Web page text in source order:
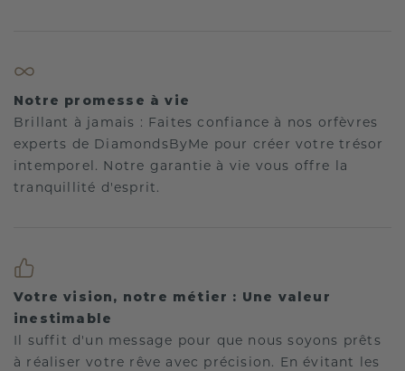
Notre promesse à vie
Brillant à jamais : Faites confiance à nos orfèvres
experts de DiamondsByMe pour créer votre trésor
intemporel. Notre garantie à vie vous offre la
tranquillité d'esprit.
Votre vision, notre métier : Une valeur
inestimable
Il suffit d'un message pour que nous soyons prêts
à réaliser votre rêve avec précision. En évitant les